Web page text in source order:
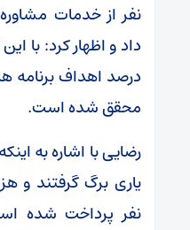
نفر از خدمات
داد و اظهار کرد: با
درصد اهداف برنامه
محقق شده است.
نفر پرداخت شده